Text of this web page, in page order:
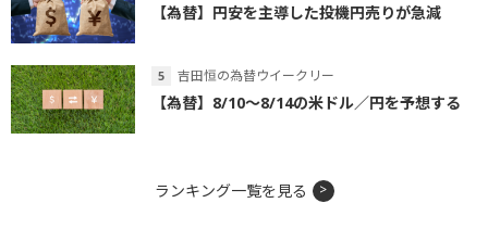
【為替】円安を主導した投機円売りが急減
吉田恒の為替ウイークリー
【為替】8/10～8/14の米ドル／円を予想する
ランキング一覧を見る